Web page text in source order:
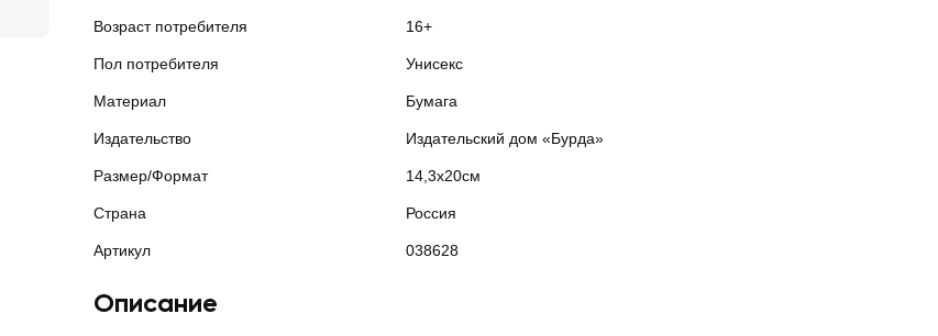
Возраст потребителя 16+
Пол потребителя Унисекс
Материал Бумага
Издательство Издательский дом «Бурда»
Размер/Формат 14,3x20см
Страна Россия
Артикул 038628
Описание